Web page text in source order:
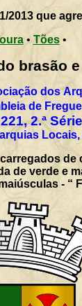
2013 que
• Tões•
do
dos
de
2.ª
Locais,
de verde e
- “